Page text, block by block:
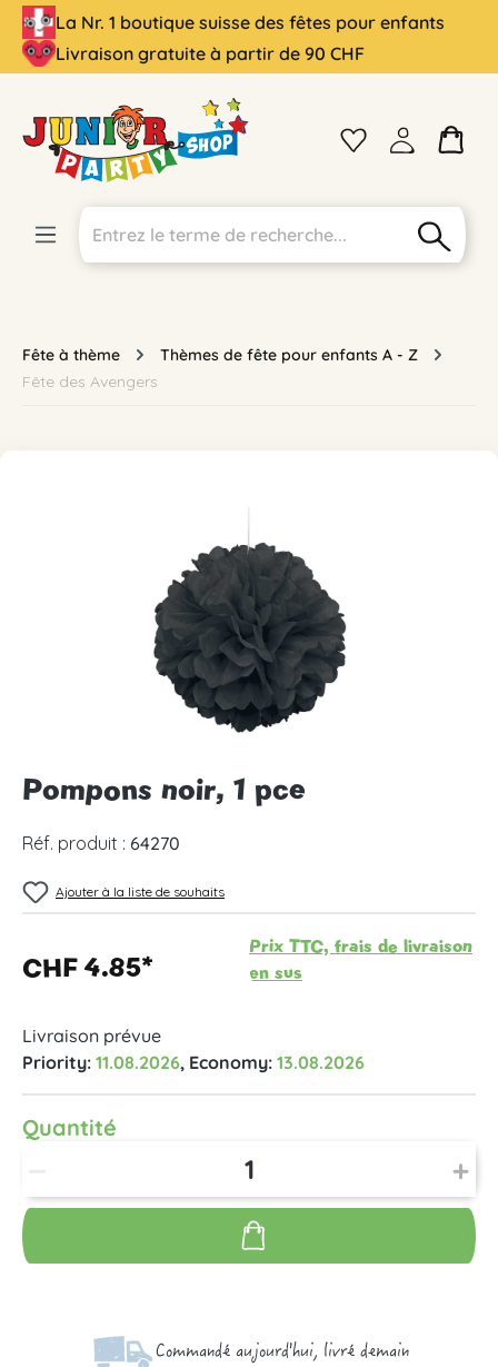
principal
La Nr. 1 boutique suisse des fêtes pour enfants
Livraison gratuite à partir de 90 CHF
Fête à thème
Thèmes de fête pour enfants A - Z
Fête des Avengers
Pompons noir, 1 pce
Réf. produit : 64270
Ajouter à la liste de souhaits
CHF 4.85*
Prix TTC, frais de livraison
en sus
Livraison prévue
Priority: 11.08.2026, Economy: 13.08.2026
Quantité
Commandé aujourd'hui, livré demain